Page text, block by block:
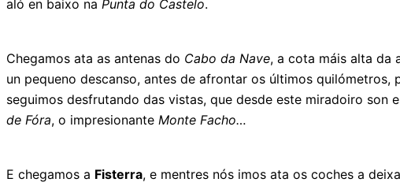
aló en baixo na Punta do Castelo.
Chegamos ata as antenas do Cabo da Nave, a cota máis alta da
un pequeno descanso, antes de afrontar os últimos
seguimos desfrutando das vistas, que desde este miradoiro son
de Fóra, o impresionante Monte Facho…
E chegamos a Fisterra, e mentres nós imos ata os coches a